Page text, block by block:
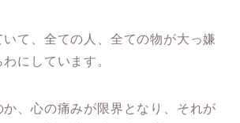
て、全ての人、全ての物が大っ嫌
にしています。
、心の痛みが限界となり、それが